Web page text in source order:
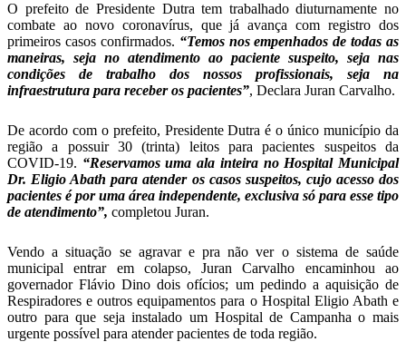
O prefeito de Presidente Dutra tem trabalhado diuturnamente no
combate ao novo coronavírus, que já avança com registro dos
primeiros casos confirmados. “Temos nos empenhados de todas as
maneiras, seja no atendimento ao paciente suspeito, seja nas
condições de trabalho dos nossos profissionais, seja na
infraestrutura para receber os pacientes”, Declara Juran Carvalho.
De acordo com o prefeito, Presidente Dutra é o único município da
região a possuir 30 (trinta) leitos para pacientes suspeitos da
COVID-19. “Reservamos uma ala inteira no Hospital Municipal
Dr. Eligio Abath para atender os casos suspeitos, cujo acesso dos
pacientes é por uma área independente, exclusiva só para esse tipo
de atendimento”, completou Juran.
Vendo a situação se agravar e pra não ver o sistema de saúde
municipal entrar em colapso, Juran Carvalho encaminhou ao
governador Flávio Dino dois ofícios; um pedindo a aquisição de
Respiradores e outros equipamentos para o Hospital Eligio Abath e
outro para que seja instalado um Hospital de Campanha o mais
urgente possível para atender pacientes de toda região.